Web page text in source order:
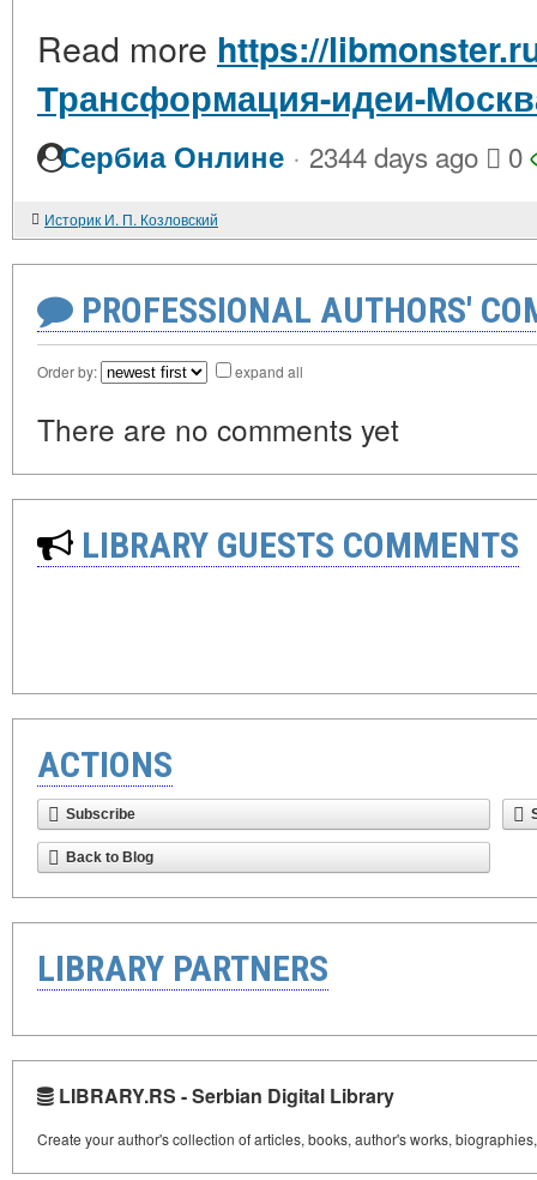
Read more https://
Трансформация-идеи-
Сербиа Онлине · 2344 days ago 0
Историк И. П. Козловский
PROFESSIONAL AUTHORS'
Order by: expand all
There are no comments yet
LIBRARY GUESTS COMMENTS
ACTIONS
Subscribe
Back to Blog
LIBRARY PARTNERS
LIBRARY.RS - Serbian Digital Library
Create your author's collection of articles, books, author's works,